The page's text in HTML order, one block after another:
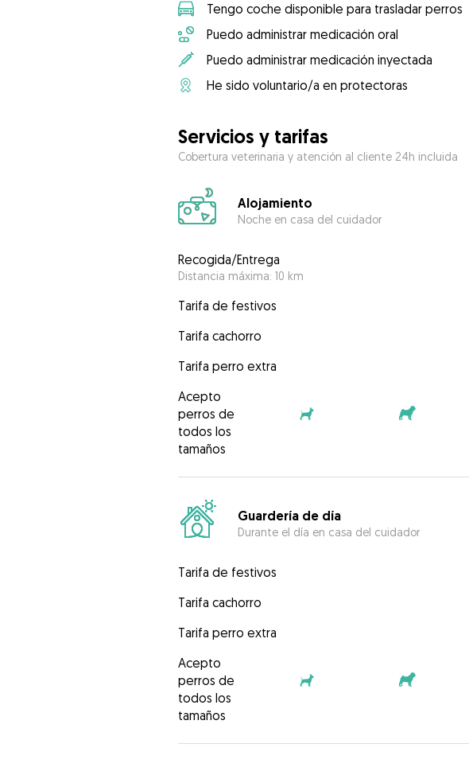
Tengo coche disponible para trasladar perros
Puedo administrar medicación oral
Puedo administrar medicación inyectada
He sido voluntario/a en protectoras
Servicios y tarifas
Cobertura veterinaria y atención al cliente 24h incluida
Alojamiento
Noche en casa del cuidador
Recogida/Entrega
Distancia máxima: 10 km
Tarifa de festivos
Tarifa cachorro
Tarifa perro extra
Acepto
perros de
todos los
tamaños
Guardería de día
Durante el día en casa del cuidador
Tarifa de festivos
Tarifa cachorro
Tarifa perro extra
Acepto
perros de
todos los
tamaños